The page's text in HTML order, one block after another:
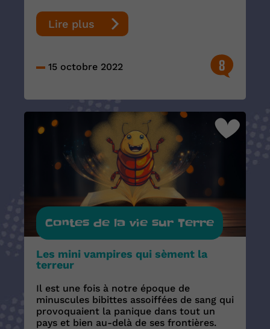
Lire plus
15 octobre 2022 8
Contes de la vie sur Terre
Les mini vampires qui sèment la
terreur
Il est une fois à notre époque de
minuscules bibittes assoiffées de sang qui
provoquaient la panique dans tout un
pays et bien au-delà de ses frontières.